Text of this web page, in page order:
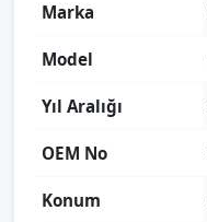
Marka
Model
Yıl Aralığı
OEM No
Konum